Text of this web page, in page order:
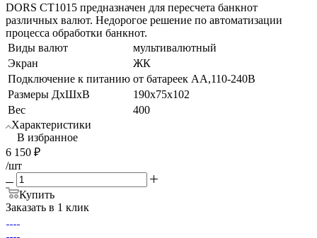
DORS CT1015 предназначен для пересчета банкнот
различных валют. Недорогое решение по автоматизации
процесса обработки банкнот.
Виды валют
мультивалютный
Экран
ЖК
Подключение к питанию от батареек АА,110-240В
Размеры ДхШхВ
190x75x102
Вес
400
Характеристики
В избранное
6 150 ₽
/шт
Купить
Заказать в 1 клик